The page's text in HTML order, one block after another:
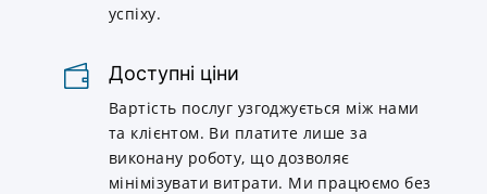
успіху.
Доступні ціни
Вартість послуг узгоджується між нами
та клієнтом. Ви платите лише за
виконану роботу, що дозволяє
мінімізувати витрати. Ми працюємо без